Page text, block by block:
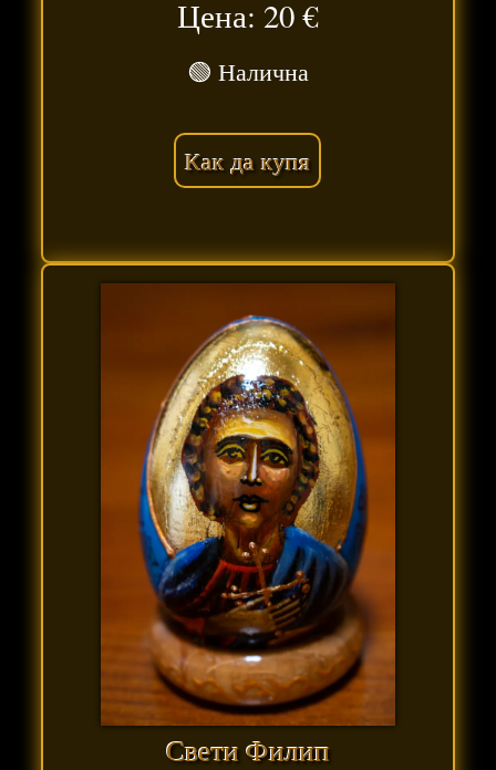
Цена: 20€
🟢 Налична
Как да купя
Свети Филип